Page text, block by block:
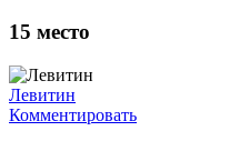
15 место
Левитин
Комментировать